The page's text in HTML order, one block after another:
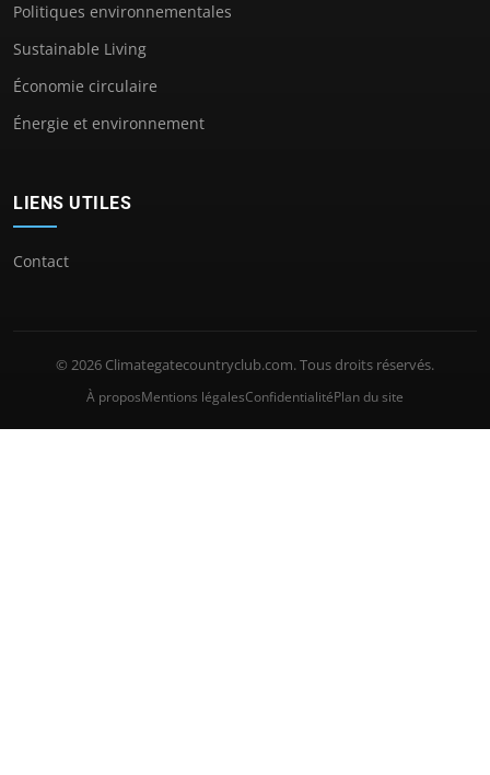
Politiques environnementales
Sustainable Living
Économie circulaire
Énergie et environnement
LIENS UTILES
Contact
© 2026 Climategatecountryclub.com. Tous droits réservés.
À proposMentions légalesConfidentialitéPlan du site